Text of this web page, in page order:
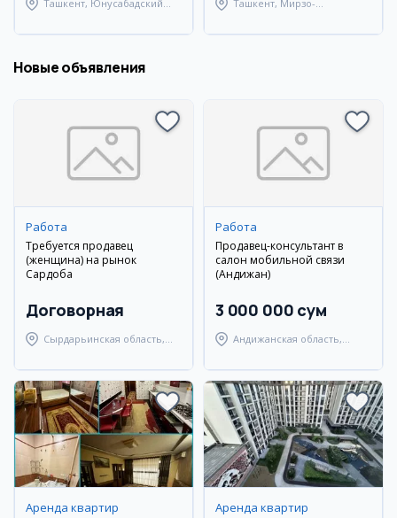
Ташкент, Юнусабадский
Ташкент, Мирзо-
Новые объявления
Работа
Требуется продавец
(женщина) на рынок
Сардоба
Договорная
Сырдарьинская область,
Работа
Продавец-консультант в
салон мобильной связи
(Андижан)
3 000 000 сум
Андижанская область,
Аренда квартир Аренда квартир